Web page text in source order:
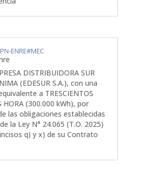
ENRE#MEC
DISTRIBUIDORA SUR
(EDESUR S.A.), con una
a TRESCIENTOS
HORA (300.000 kWh), por
las obligaciones establecidas
la Ley N° 24.065 (T.O. 2025)
q) y x) de su Contrato